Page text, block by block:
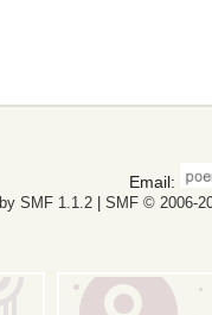
Email:
SMF 1.1.2| SMF © 2006-